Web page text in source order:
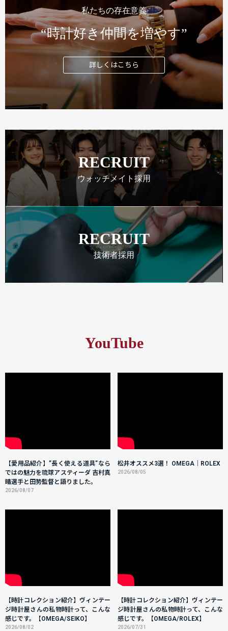
私たちの存在意義
“時計好き仲間を増やす”
詳しくはこちら
RECRUIT
ウォッチメイト採用
RECRUIT
技術者採用
YouTube
【愛用品紹介】”長く使える道具”なら
ではの魅力を琉球アスティーダ 吉村真
晴選手と田㔟監督と語りました。
2026/08/07
松井オススメ3選！ OMEGA｜ROLEX
2026/08/05
【時計コレクション紹介】ヴィンテー
ジ時計屋さんの私物時計って、こんな
感じです。【OMEGA/SEIKO】
2026/08/02
【時計コレクション紹介】ヴィンテー
ジ時計屋さんの私物時計って、こんな
感じです。【OMEGA/ROLEX】
2026/07/31